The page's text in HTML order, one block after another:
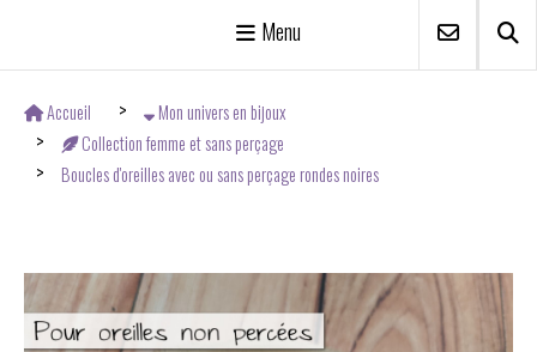
Menu
Accueil
Mon univers en bijoux
Collection femme et sans perçage
Boucles d'oreilles avec ou sans perçage rondes noires